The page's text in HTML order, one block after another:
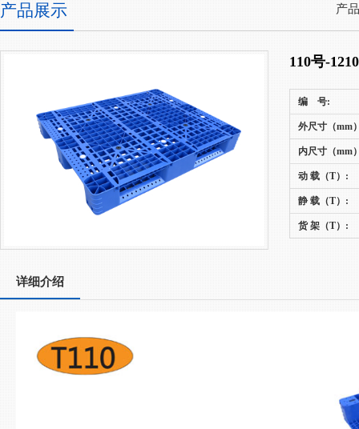
产品展示 产
110号-
编 号:
外尺寸（mm
内尺寸（mm
动 载（T）:
静 载（T）:
货 架（T）:
详细介绍